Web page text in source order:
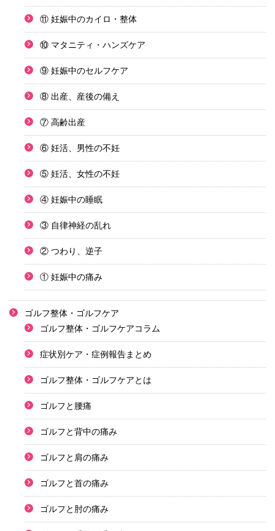
⑪ 妊娠中のカイロ・整体
⑩ マタニティ・ハンズケア
⑨ 妊娠中のセルフケア
⑧ 出産、産後の備え
⑦ 高齢出産
⑥ 妊活、男性の不妊
⑤ 妊活、女性の不妊
④ 妊娠中の睡眠
③ 自律神経の乱れ
② つわり、逆子
① 妊娠中の痛み
ゴルフ整体・ゴルフケア
ゴルフ整体・ゴルフケアコラム
症状別ケア・症例報告まとめ
ゴルフ整体・ゴルフケアとは
ゴルフと腰痛
ゴルフと背中の痛み
ゴルフと肩の痛み
ゴルフと首の痛み
ゴルフと肘の痛み